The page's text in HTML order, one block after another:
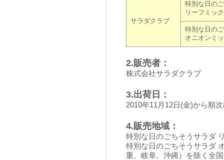
サラダクラブ
特別な日の
リーフミッ
特別な日の
オニオンミ
2.販売者：
株式会社サラダクラブ
3.出荷日：
2010年11月12日(金)から順
4.販売地域：
特別な日のごちそうサラダ
特別な日のごちそうサラダ
重、岐阜、沖縄）を除く全